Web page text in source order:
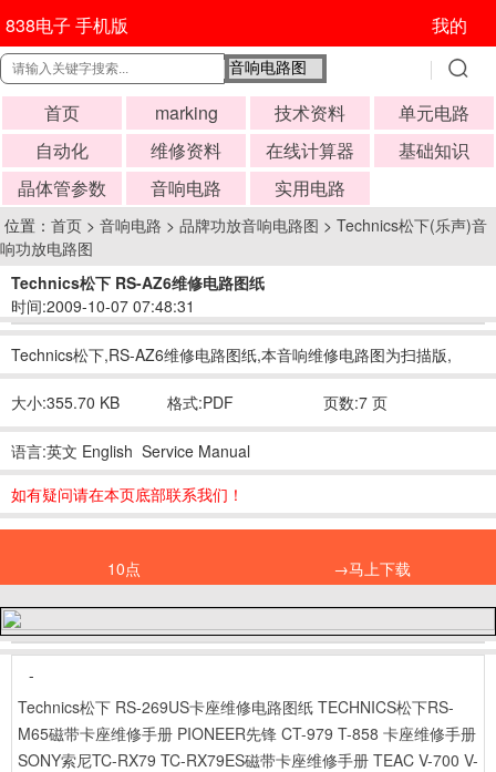
838电子 手机版 我的
首页 marking 技术资料
单元电路
自动化
维修资料 在线计算器
基础知识
晶体管参数
音响电路 实用电路
位置： 首页 > 音响电路 > 品牌功放音响电路图 > Technics松下(乐声)音
响功放电路图
Technics松下 RS-AZ6维修电路图纸
时间:2009-10-07 07:48:31
Technics松下,RS-AZ6维修电路图纸,本音响维修电路图为扫描版,
大小:355.70 KB 格式:PDF 页数:7 页
语言:英文 English Service Manual
如有疑问请在本页底部联系我们！
10点 →马上下载
-
Technics松下 RS-269US卡座维修电路图纸 TECHNICS松下RS-
M65磁带卡座维修手册 PIONEER先锋 CT-979 T-858 卡座维修手册
SONY索尼TC-RX79 TC-RX79ES磁带卡座维修手册 TEAC V-700 V-